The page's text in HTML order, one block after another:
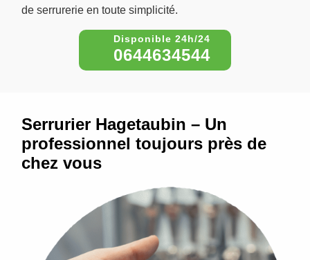
de serrurerie en toute simplicité.
0644634544
Serrurier Hagetaubin – Un
professionnel toujours près de
chez vous